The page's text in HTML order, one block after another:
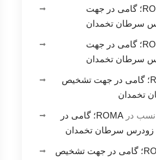
ROMA؛ گامی در جهت
سرطان تخمدان
ROMA؛ گامی در جهت
سرطان تخمدان
ROMA؛ گامی در جهت تشخیص
تخمدان
نسب در
ROMA؛ گامی در
سرطان تخمدان
ROMA؛ گامی در جهت تشخیص